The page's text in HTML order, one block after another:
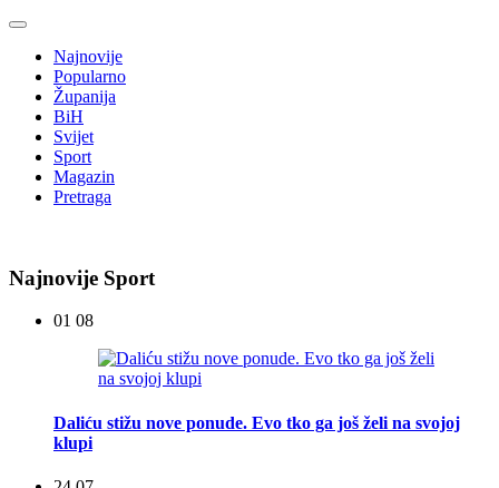
Najnovije
Popularno
Županija
BiH
Svijet
Sport
Magazin
Pretraga
Najnovije Sport
01 08
Daliću stižu nove ponude. Evo tko ga još želi na svojoj
klupi